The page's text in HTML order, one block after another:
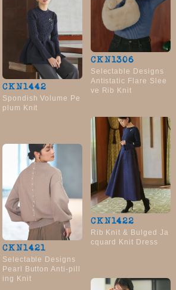
CKN1442
Spondish Volume Pe
plum Knit
CKN1306
Selectable Designs
Antistatic Flare Slee
ve Rib Knit
CKN1421
Selectable Designs
Pearl Button Anti-pill
ing Knit
CKN1422
Rib Knit & Bulged Ja
cquard Knit Dress